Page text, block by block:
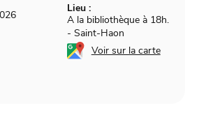
Lieu :
A la bibliothèque à 18h.
- Saint-Haon
Voir sur la carte